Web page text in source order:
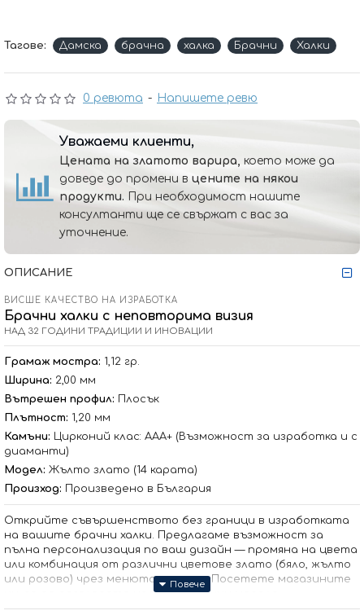
0 ревюта - Напишете ревю
Тагове: Дамска брачна халка Брачни Халки
Уважаеми клиенти,
Цената на златото варира, което може да
доведе до промени в цените на някои
продукти. При необходимост нашите
консултанти ще се свържат с вас за
уточнение.
ОПИСАНИЕ
ВИСШЕ КАЧЕСТВО НА ИЗРАБОТКА
Брачни халки с неповторима визия
НАД 32 ГОДИНИ ТРАДИЦИИ И ИНОВАЦИИ
Грамаж мостра: 1,12 гр.
Ширина: 2,00 мм
Вътрешен профил: Плосък
Плътност: 1,20 мм
Камъни: Цирконий клас: ААА+ (Възможност за изработка и с
диаманти)
Модел: Жълто злато (14 карата)
Произход: Произведено в България
Открийте съвършенството без граници в изработката
на вашите брачни халки. Предлагаме възможност за
пълна персонализация по ваш дизайн — промяна на цвета
или комбинация от различни цветове злато (бяло, жълто
или розово) чрез менюто с опции. Посетете магазините
ни, за да разгледате над 500 налични модела.